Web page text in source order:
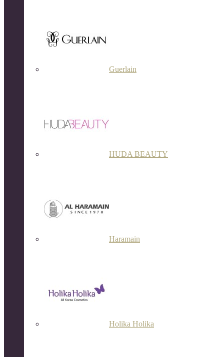
Guerlain
HUDA BEAUTY
Haramain
Holika Holika